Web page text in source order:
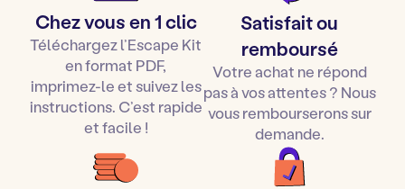
Chez vous en 1 clic
Téléchargez l’Escape Kit
en format PDF,
imprimez-le et suivez les
instructions. C’est rapide
et facile !
Satisfait ou
remboursé
Votre achat ne répond
pas à vos attentes ? Nous
vous rembourserons sur
demande.